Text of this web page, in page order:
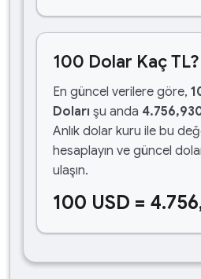
100 Dolar Kaç TL?
En güncel verilere göre,
Doları şu anda
Anlık dolar kuru ile bu
hesaplayın ve güncel
ulaşın.
100 USD =